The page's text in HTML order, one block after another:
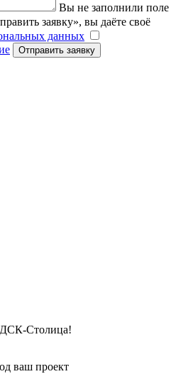
Вы не заполнили поле
заявку», вы даёте своё
данных
Отправить заявку
Столица!
ваш проект